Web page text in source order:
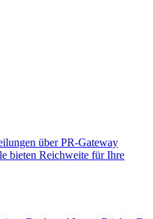
über PR-Gateway
bieten Reichweite für Ihre